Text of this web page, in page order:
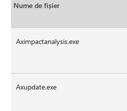
Nume de fișier
Aximpactanalysis.exe
Axupdate.exe